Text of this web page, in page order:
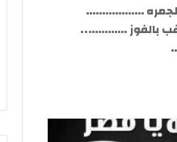
………………
بالفوز …………..